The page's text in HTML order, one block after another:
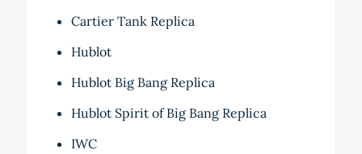
Cartier Tank Replica
Hublot
Hublot Big Bang Replica
Hublot Spirit of Big Bang Replica
IWC